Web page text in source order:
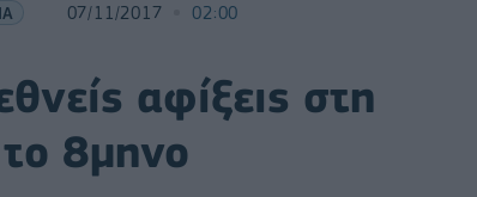
07/11/2017 02:00
αφίξεις στη
8μηνο